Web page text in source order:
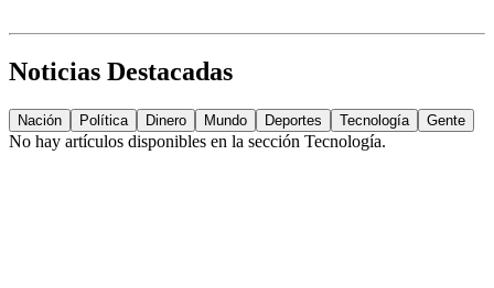
Noticias Destacadas
Nación Política Dinero Mundo Deportes Tecnología Gente
No hay artículos disponibles en la sección Tecnología.